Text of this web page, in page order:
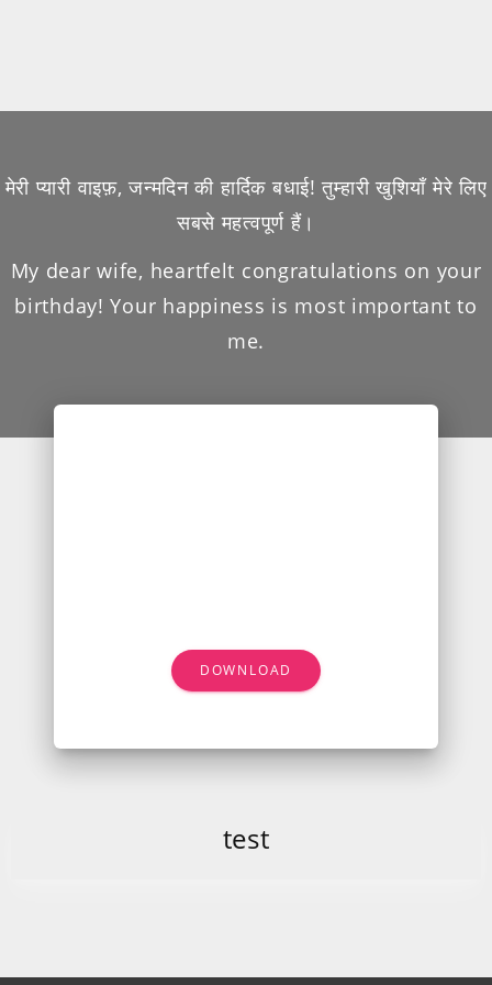
मेरी प्यारी वाइफ़, जन्मदिन की हार्दिक बधाई! तुम्हारी खुशियाँ मेरे लिए
सबसे महत्वपूर्ण हैं।
My dear wife, heartfelt congratulations on your
birthday! Your happiness is most important to
me.
DOWNLOAD
test